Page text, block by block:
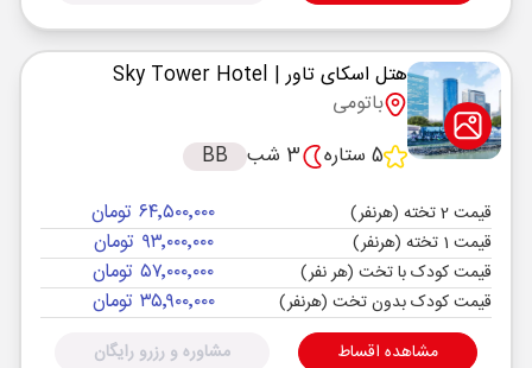
هتل اسکای تاور| Sky Tower Hotel
باتومی
5 ستاره
3 شب BB
قیمت 2 تخته (هرنفر) ۶۴٬۵۰۰٬۰۰۰ تومان
قیمت 1 تخته (هرنفر) ۹۳٬۰۰۰٬۰۰۰ تومان
قیمت کودک با تخت (هر نفر) ۵۷٬۰۰۰٬۰۰۰ تومان
قیمت کودک بدون تخت (هرنفر) ۳۵٬۹۰۰٬۰۰۰ تومان
مشاهده اقساط مشاوره و رزرو رایگان